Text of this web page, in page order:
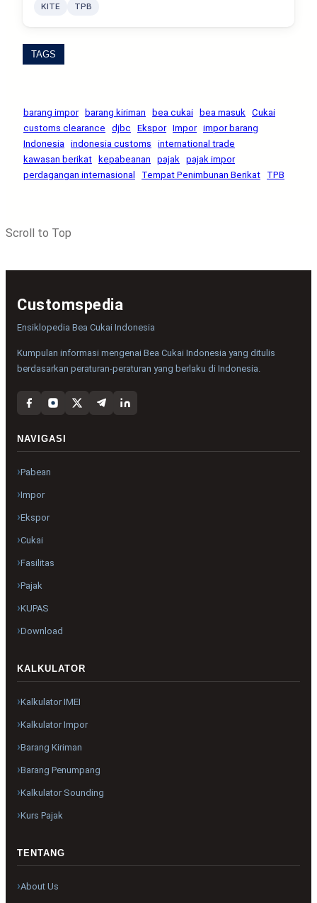
KITE
TPB
TAGS
barang impor barang kiriman bea cukai bea masuk Cukai
customs clearance
djbc Ekspor Impor impor barang
Indonesia indonesia customs
international trade
kawasan berikat
kepabeanan pajak pajak impor
perdagangan internasional
Tempat Penimbunan Berikat TPB
Scroll to Top
Customspedia
Ensiklopedia Bea Cukai Indonesia
Kumpulan informasi mengenai Bea Cukai Indonesia yang ditulis
berdasarkan peraturan-peraturan yang berlaku di Indonesia.
NAVIGASI
Pabean
Impor
Ekspor
Cukai
Fasilitas
Pajak
KUPAS
Download
KALKULATOR
Kalkulator IMEI
Kalkulator Impor
Barang Kiriman
Barang Penumpang
Kalkulator Sounding
Kurs Pajak
TENTANG
About Us